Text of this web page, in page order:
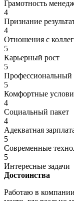
Грамотность
4
Признание
4
Отношения с
5
Карьерный рост
5
Профессиональный
5
Комфортные
4
Социальный пакет
4
Адекватная
5
Современные
5
Интересные задачи
Достоинства
Работаю в